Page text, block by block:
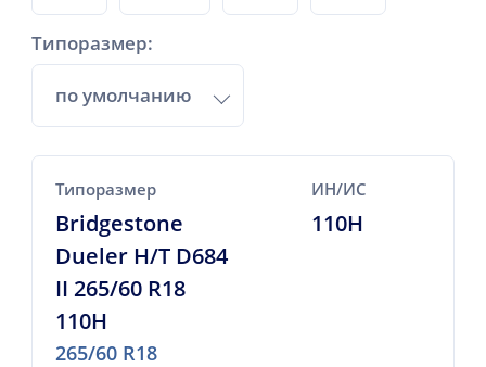
Типоразмер:
по умолчанию
Типоразмер
Bridgestone
Dueler H/T D684
II 265/60 R18
110H
265/60 R18
ИН/ИС
110H